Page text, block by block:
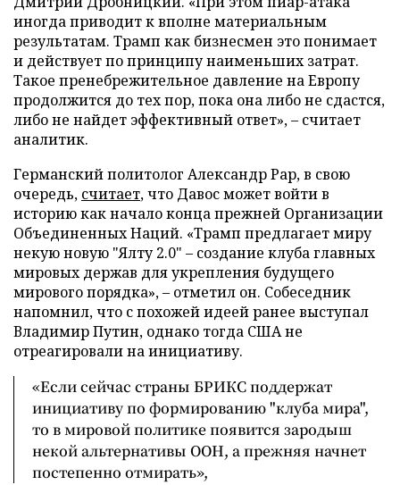
иногда приводит к вполне материальным
результатам. Трамп как бизнесмен это понимает
и действует по принципу наименьших затрат.
Такое пренебрежительное давление на Европу
продолжится до тех пор, пока она либо не сдастся,
либо не найдет эффективный ответ», – считает
аналитик.
Германский политолог Александр Рар, в свою
очередь, считает, что Давос может войти в
историю как начало конца прежней Организации
Объединенных Наций. «Трамп предлагает миру
некую новую "Ялту 2.0" – создание клуба главных
мировых держав для укрепления будущего
мирового порядка», – отметил он. Собеседник
напомнил, что с похожей идеей ранее выступал
Владимир Путин, однако тогда США не
отреагировали на инициативу.
«Если сейчас страны БРИКС поддержат
инициативу по формированию "клуба мира",
то в мировой политике появится зародыш
некой альтернативы ООН, а прежняя начнет
постепенно отмирать»,